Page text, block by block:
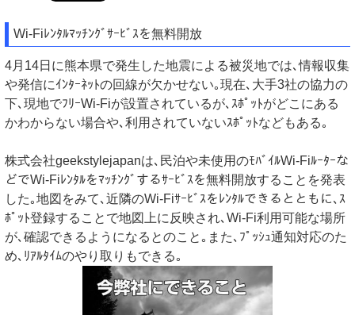
Wi-Fiﾚﾝﾀﾙﾏｯﾁﾝｸﾞｻｰﾋﾞｽを無料開放
4月14日に熊本県で発生した地震による被災地では､情報収集
や発信にｲﾝﾀｰﾈｯﾄの回線が欠かせない｡現在､大手3社の協力の
下､現地でﾌﾘｰWi-Fiが設置されているが､ｽﾎﾟｯﾄがどこにある
かわからない場合や､利用されていないｽﾎﾟｯﾄなどもある｡
株式会社geekstylejapanは､民泊や未使用のﾓﾊﾞｲﾙWi-Fiﾙｰﾀｰな
どでWi-Fiﾚﾝﾀﾙをﾏｯﾁﾝｸﾞするｻｰﾋﾞｽを無料開放することを発表
した｡地図をみて､近隣のWi-Fiｻｰﾋﾞｽをﾚﾝﾀﾙできるとともに､ｽ
ﾎﾟｯﾄ登録することで地図上に反映され､Wi-Fi利用可能な場所
が､確認できるようになるとのこと｡また､ﾌﾟｯｼｭ通知対応のた
め､ﾘｱﾙﾀｲﾑのやり取りもできる｡